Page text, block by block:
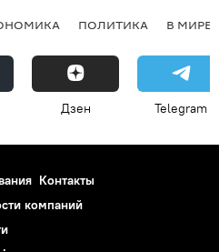
ПОЛИТИКА В МИРЕ
Дзен Telegram
Контакты
компаний